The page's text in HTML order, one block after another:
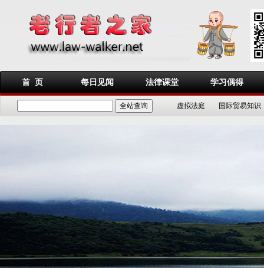
首 页 每日见闻 法律课堂 学习偶得
虚拟法庭 国际贸易知识